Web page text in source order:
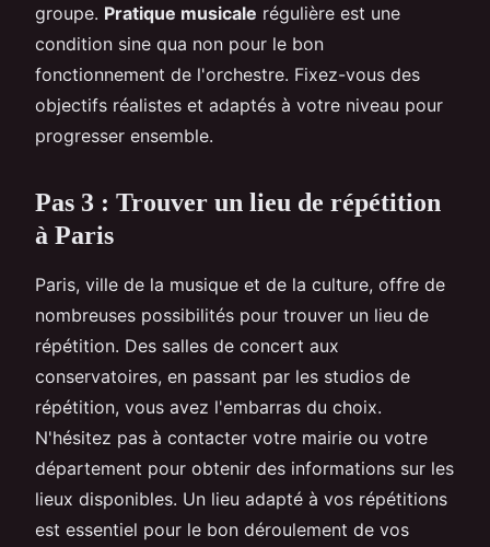
groupe. Pratique musicale régulière est une
condition sine qua non pour le bon
fonctionnement de l'orchestre. Fixez-vous des
objectifs réalistes et adaptés à votre niveau pour
progresser ensemble.
Pas 3 : Trouver un lieu de répétition
à Paris
Paris, ville de la musique et de la culture, offre de
nombreuses possibilités pour trouver un lieu de
répétition. Des salles de concert aux
conservatoires, en passant par les studios de
répétition, vous avez l'embarras du choix.
N'hésitez pas à contacter votre mairie ou votre
département pour obtenir des informations sur les
lieux disponibles. Un lieu adapté à vos répétitions
est essentiel pour le bon déroulement de vos